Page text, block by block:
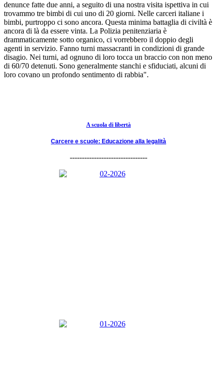
denunce fatte due anni, a seguito di una nostra visita ispettiva in cui
trovammo tre bimbi di cui uno di 20 giorni. Nelle carceri italiane i
bimbi, purtroppo ci sono ancora. Questa minima battaglia di civiltà è
ancora di là da essere vinta. La Polizia penitenziaria è
drammaticamente sotto organico, ci vorrebbero il doppio degli
agenti in servizio. Fanno turni massacranti in condizioni di grande
disagio. Nei turni, ad ognuno di loro tocca un braccio con non meno
di 60/70 detenuti. Sono generalmente stanchi e sfiduciati, alcuni di
loro covano un profondo sentimento di rabbia".
A scuola di libertà
Carcere e scuole: Educazione alla legalità
--------------------------------